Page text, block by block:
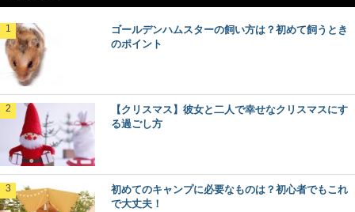
ゴールデンハムスターの飼い方は？初めて飼うとき
のポイント
【クリスマス】彼女と二人で幸せなクリスマスにす
る過ごし方
初めてのキャンプに必要なものは？初心者でもこれ
で大丈夫！